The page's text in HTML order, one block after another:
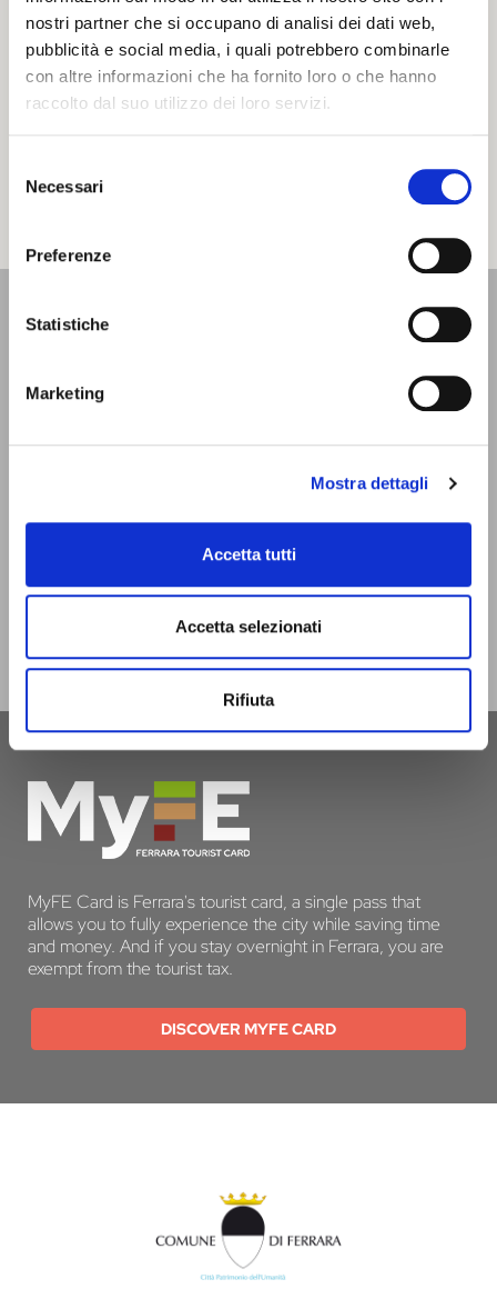
nostri partner che si occupano di analisi dei dati web,
pubblicità e social media, i quali potrebbero combinarle
con altre informazioni che ha fornito loro o che hanno
raccolto dal suo utilizzo dei loro servizi.
delNecessari
Preferenze
Statistiche
Marketing
Mostra dettagli
Accetta tutti
Accetta selezionati
Rifiuta
Zuppa inglese
Products of the
land
INFORMATION
Located on the inner courtyard of the Castello Estense, on
p.m. | Sundays and holidays from 9.30 a.m. to 5.30 p.m. It is
infotur@comune.fe.it 0532-419190
TO BE CONTACTED TO BE PART OF THE INFERRARA
CLICK HERE!
MyFE Card is Ferrara's tourist card, a single pass that
allows you to fully experience the city while saving time
and money. And if you stay overnight in Ferrara, you are
exempt from the tourist tax.
DISCOVER MYFE CARD